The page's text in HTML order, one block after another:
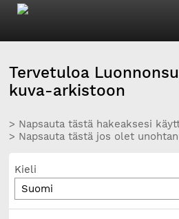
Tervetuloa
kuva-arkistoon
> Napsauta tästä hakeaksesi
> Napsauta tästä jos olet
Kieli